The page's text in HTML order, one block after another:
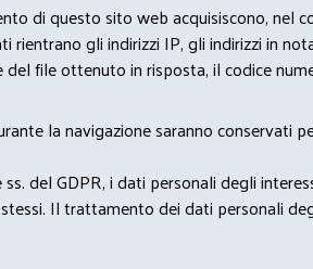
di questo sito web acquisiscono, nel
gli indirizzi IP, gli indirizzi in
file ottenuto in risposta, il codice
la navigazione saranno conservati
del GDPR, i dati personali degli
Il trattamento dei dati personali